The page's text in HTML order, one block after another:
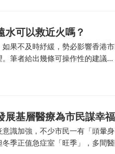
水可以救近火嗎？
果不及時紓緩，勢必影響香港
筆者給出幾條可操作性的建議...
展基層醫療為市民謀幸福
識加強，不少市民一有「頭暈
季正值急症室「旺季」，多間